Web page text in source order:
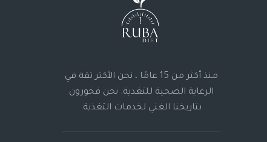
منذ أكثر من 15 عامًا ، نحن الأكثر ثقة في
الرعاية الصحية للتغذية. نحن فخورون
بتاريخنا الغني لخدمات التغذية.